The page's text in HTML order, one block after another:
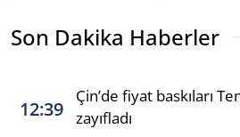
Son Dakika Haberler
12:39
Çin’de fiyat baskıları
zayıfladı